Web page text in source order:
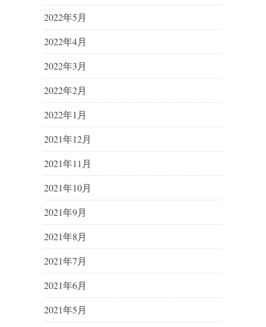
2022年5月
2022年4月
2022年3月
2022年2月
2022年1月
2021年12月
2021年11月
2021年10月
2021年9月
2021年8月
2021年7月
2021年6月
2021年5月